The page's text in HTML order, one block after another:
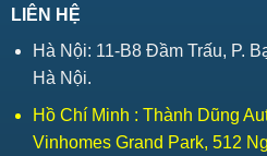
LIÊN HỆ
Hà Nội: 11-B8 Đầm Trấu, P.
Hà Nội.
Hồ Chí Minh : Thành Dũng
Vinhomes Grand Park, 512